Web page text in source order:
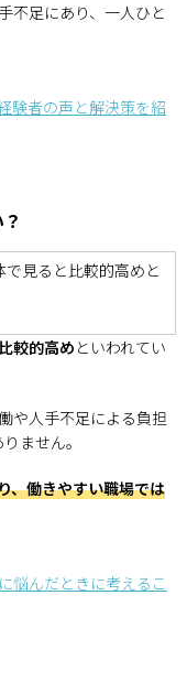
不足にあり、一人ひと
験者の声と解決策を紹
見ると比較的高めと
較的高めといわれてい
や人手不足による負担
ません。
、働きやすい職場では
悩んだときに考えるこ